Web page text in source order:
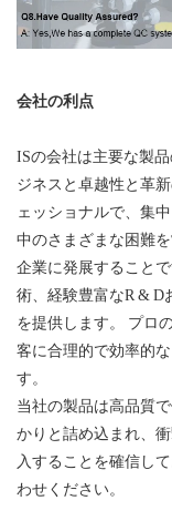
会社の利点
ISの会社は主要な製
ジネスと卓越性と革
ェッショナルで、集
中のさまざまな困難
企業に発展すること
術、経験豊富なR & D
を提供します。 プロ
客に合理的で効率的
す。
当社の製品は高品質
かりと詰め込まれ、
入することを確信し
わせください。